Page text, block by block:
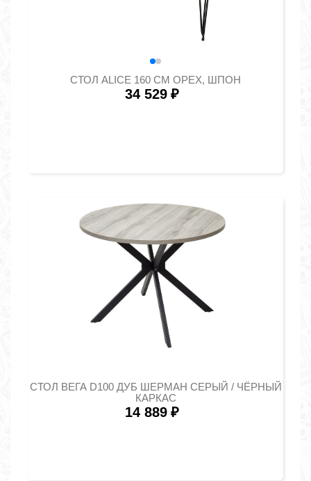
СТОЛ ALICE 160 СМ ОРЕХ, ШПОН
34 529 ₽
СТОЛ ВЕГА D100 ДУБ ШЕРМАН СЕРЫЙ / ЧЁРНЫЙ
КАРКАС
14 889 ₽